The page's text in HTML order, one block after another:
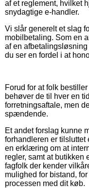
af et reglement, hvilket
snydagtige e-handler.
Vi slår generelt et slag
mobilbetaling. Som en
af en
du ser en fordel i at
Forud for at folk
behøver de til hver en
forretningsaftale, men
spændende.
Et andet forslag kunne
forhandleren er
en erklæring om at
regler, samt at butikken
fagfolk der kender
mulighed for bistand,
processen med dit køb.